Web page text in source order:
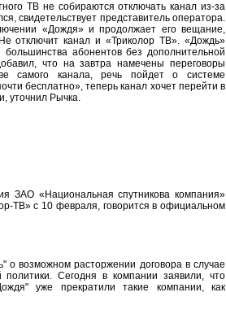
ТВ не собираются отключать канал из-за
свидетельствует представитель оператора.
«Дождя» и продолжает его вещание,
отключит канал и «Триколор ТВ». «Дождь»
абонентов без дополнительной
что на завтра намечены переговоры
самого канала, речь пойдет о системе
бесплатно», теперь канал хочет перейти в
уточнил Рычка.
ЗАО «Национальная спутникова компания»
ТВ» с 10 февраля, говорится в официальном
возможном расторжении договора в случае
Сегодня в компании заявили, что
уже прекратили такие компании, как